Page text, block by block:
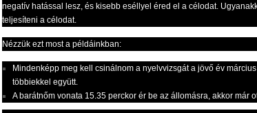
negatív hatással lesz, és kisebb eséllyel éred el a célodat.
teljesíteni a célodat.
Nézzük ezt most a példáinkban:
Mindenképp meg kell csinálnom a nyelvvizsgát a jövő év
többiekkel együtt.
A barátnőm vonata 15.35 perckor ér be az állomásra, akkor már